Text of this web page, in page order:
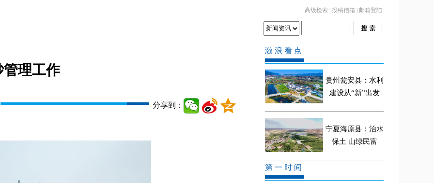
高级检索 投稿信箱 邮箱登陆
理工作
分享到：